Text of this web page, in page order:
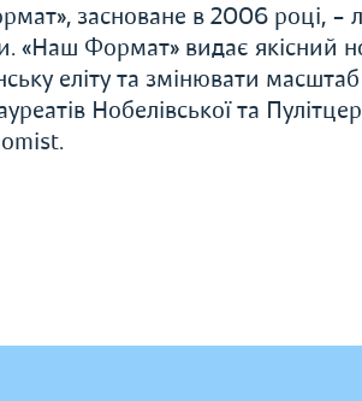
засноване в 2006 році, –
«Наш Формат» видає
еліту та змінювати
Нобелівської та